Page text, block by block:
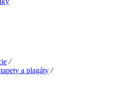
/
a plagáty /